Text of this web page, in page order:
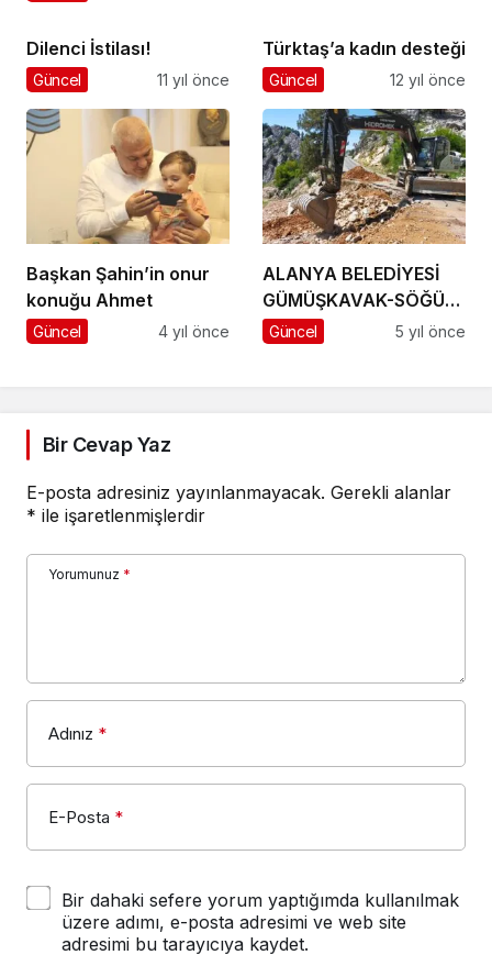
Dilenci İstilası!
Güncel 11 yıl önce
Türktaş’a kadın desteği
Güncel 12 yıl önce
Başkan Şahin’in onur
konuğu Ahmet
Güncel 4 yıl önce
ALANYA BELEDİYESİ
GÜMÜŞKAVAK-SÖĞÜT
YOLUNU AÇTI
Güncel 5 yıl önce
Bir Cevap Yaz
E-posta adresiniz yayınlanmayacak. Gerekli alanlar
* ile işaretlenmişlerdir
Yorumunuz *
Adınız *
E-Posta *
Bir dahaki sefere yorum yaptığımda kullanılmak
üzere adımı, e-posta adresimi ve web site
adresimi bu tarayıcıya kaydet.